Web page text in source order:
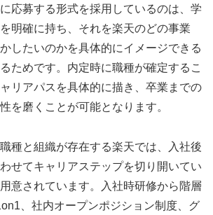
応募する形式を採用しているのは、学
明確に持ち、それを楽天のどの事業
したいのかを具体的にイメージできる
ためです。内定時に職種が確定するこ
リアパスを具体的に描き、卒業までの
を磨くことが可能となります。
種と組織が存在する楽天では、入社後
せてキャリアステップを切り開いてい
意されています。入社時研修から階層
、社内オープンポジション制度、グ